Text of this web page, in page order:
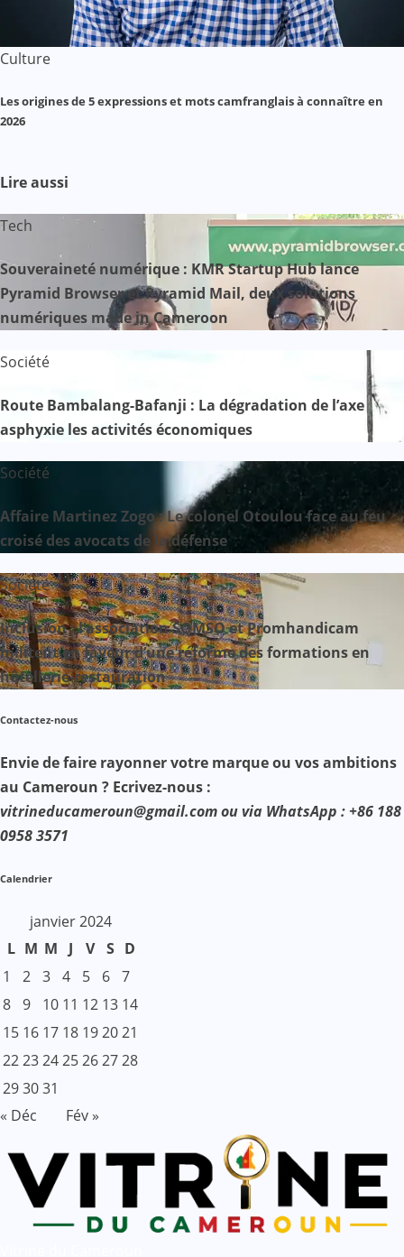
Culture
Les origines de 5 expressions et mots camfranglais à connaître en
2026
Lire aussi
Tech
Souveraineté numérique : KMR Startup Hub lance
Pyramid Browser et Pyramid Mail, deux solutions
numériques made in Cameroon
Société
Route Bambalang-Bafanji : La dégradation de l’axe
asphyxie les activités économiques
Société
Affaire Martinez Zogo : Le colonel Otoulou face au feu
croisé des avocats de la défense
Société
Inclusion : l’association SOMSO et Promhandicam
militent en faveur d’une réforme des formations en
hôtellerie-restauration
Contactez-nous
Envie de faire rayonner votre marque ou vos ambitions
au Cameroun ? Ecrivez-nous :
vitrineducameroun@gmail.com ou via WhatsApp : +86 188
0958 3571
Calendrier
janvier 2024
L M M J V S D
1
2 3 4 5 6 7
8 9 10 11 12 13 14
15 16 17 18 192021
22232425262728
293031
« Déc
Fév »